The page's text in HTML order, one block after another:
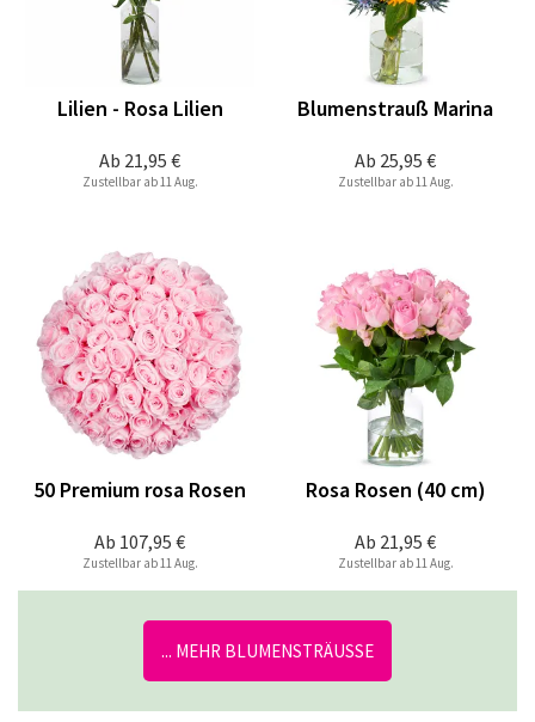
Ab 21,95 €
Lilien - Rosa Lilien
Zustellbar ab 11 Aug.
Ab 25,95 €
Blumenstrauß Marina
Zustellbar ab 11 Aug.
Ab 107,95 €
50 Premium rosa Rosen
Zustellbar ab 11 Aug.
Ab 21,95 €
Rosa Rosen (40 cm)
Zustellbar ab 11 Aug.
... MEHR BLUMENSTRÄUSSE